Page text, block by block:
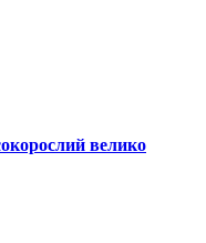
велико